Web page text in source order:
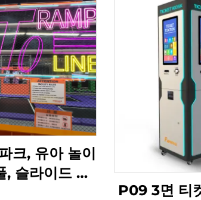
크, 유아 놀이
, 슬라이드 타
P09 3면 티